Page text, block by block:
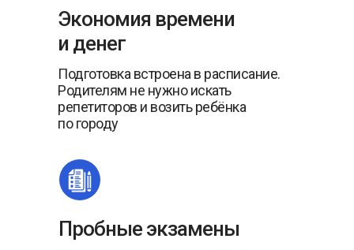
Экономия времени
и денег
Подготовка встроена в расписание.
Родителям не нужно искать
репетиторов и возить ребёнка
по городу
Пробные экзамены